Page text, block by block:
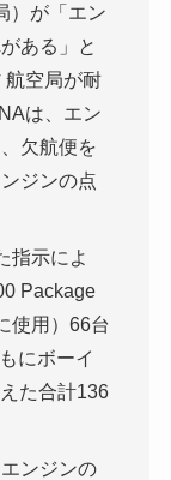
）が「エン
ある」と
航空局が耐
は、エン
欠航便を
ジンの点
指示によ
Package
使用）66台
にボーイ
た合計136
ンジンの